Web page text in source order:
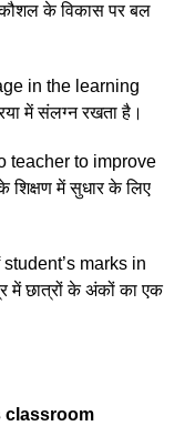
के विकास पर बल
in the learning
में संलग्न रखता है।
teacher to improve
में सुधार के लिए
marks in
में छात्रों के अंकों का एक
classroom